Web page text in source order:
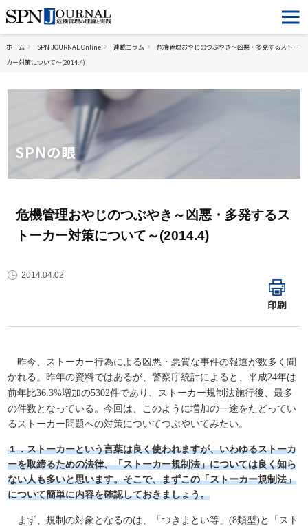
ホーム SPN JOURNAL Online 連載コラム
危機管理おやじのつぶやき～凶悪・多発するストー
カー対策について～(2014.4)
SPNの眼
危機管理おやじのつぶやき～凶悪・多発するス
トーカー対策について～(2014.4)
2014.04.02
印刷
昨今、ストーカー行為による凶悪・悪質な事件の報道が数多く聞
かれる。昨年の資料ではあるが、警察庁統計によると、平成24年は
前年比36.3%増加の5302件であり、ストーカー規制法施行後、最多
の件数となっている。今回は、このように増加の一途をたどってい
るストーカー問題への対策についてつぶやいてみたい。
１．ストーカーという言葉は良く使われますが、いわゆるストーカ
ーを取締るための法律、「ストーカー規制法」については良く知ら
ない人も多いと思います。そこで、まずこの「ストーカー規制法」
について簡単に内容を確認しておきましょう。
まず、規制の対象となるのは、「つきまとい等」(8類型) と「スト